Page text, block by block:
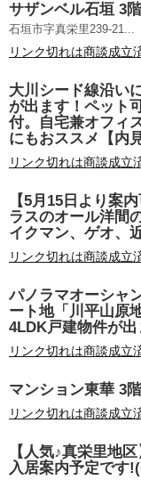
サザンベル石垣 3階
石垣市字真栄里239-21...
リンク切れは商談成立
大川シード線沿い
が出ます！ペット
付。自宅兼オフィ
にもおススメ【内
リンク切れは商談成立
【5月15日より案
ラスのオール洋間
イクマン、ゲオ、
リンク切れは商談成立
パノラマオーシャ
ート地「川平山原
4LDK戸建物件が出
リンク切れは商談成立
マンション東華 3階
リンク切れは商談成立
【人気♪真栄里地
入居案内予定です